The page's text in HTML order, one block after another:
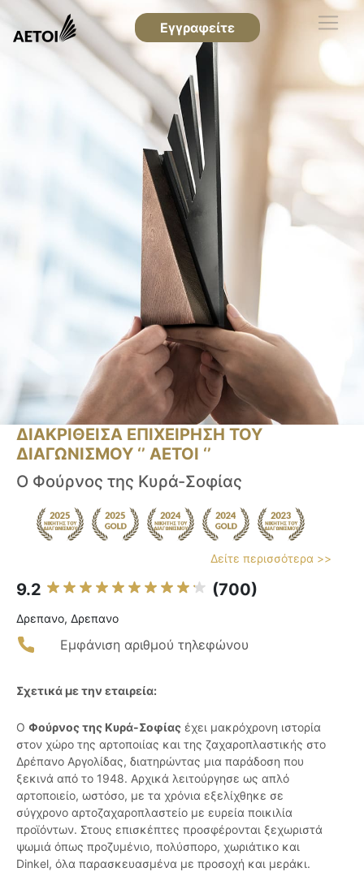
Εγγραφείτε
ΔΙΑΚΡΙΘΕΙΣΑ ΕΠΙΧΕΙΡΗΣΗ ΤΟΥ
ΔΙΑΓΩΝΙΣΜΟΥ ‘’ ΑΕΤΟΙ ‘’
Ο Φούρνος της Κυρά-Σοφίας
Δείτε περισσότερα >>
9.2 (700)
Δρεπανο, Δρεπανο
Εμφάνιση αριθμού τηλεφώνου
Σχετικά με την εταιρεία:
Ο Φούρνος της Κυρά-Σοφίας έχει μακρόχρονη ιστορία
στον χώρο της αρτοποιίας και της ζαχαροπλαστικής στο
Δρέπανο Αργολίδας, διατηρώντας μια παράδοση που
ξεκινά από το 1948. Αρχικά λειτούργησε ως απλό
αρτοποιείο, ωστόσο, με τα χρόνια εξελίχθηκε σε
σύγχρονο αρτοζαχαροπλαστείο με ευρεία ποικιλία
προϊόντων. Στους επισκέπτες προσφέρονται ξεχωριστά
ψωμιά όπως προζυμένιο, πολύσπορο, χωριάτικο και
Dinkel, όλα παρασκευασμένα με προσοχή και μεράκι.